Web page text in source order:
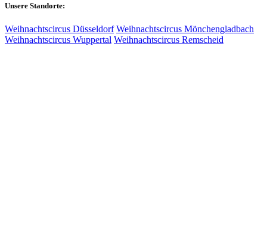
Unsere Standorte:
Weihnachtscircus Düsseldorf Weihnachtscircus Mönchengladbach
Weihnachtscircus Wuppertal Weihnachtscircus Remscheid